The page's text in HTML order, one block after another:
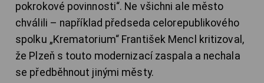
pokrokové povinnosti“. Ne všichni ale město
chválili – například předseda celorepublikového
spolku „Krematorium“ František Mencl kritizoval,
že Plzeň s touto modernizací zaspala a nechala
se předběhnout jinými městy.